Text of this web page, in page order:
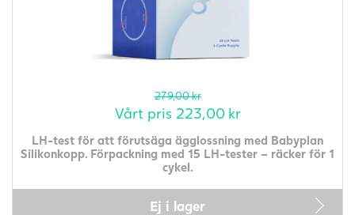
279,00kr
Vårt pris 223,00 kr
LH-test för att förutsäga ägglossning med Babyplan
Silikonkopp. Förpackning med 15 LH-tester – räcker för 1
cykel.
Ej i lager